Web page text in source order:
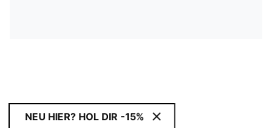
NEU HIER? HOL DIR -15%